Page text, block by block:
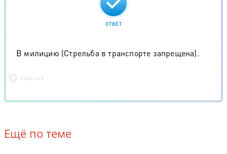
ОТВЕТ
В милицию (Стрельба в транспорте запрещена).
простая
Ещё по теме